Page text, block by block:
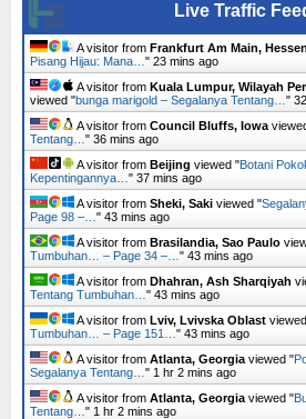
Live Traffic
A visitor from Frankfurt Am Main, Hessen
Pisang Hijau: Mana… " 23 mins ago
A visitor from Kuala Lumpur, Wilayah
viewed "bunga marigold – Segalanya Tentang… "
A visitor from Council Bluffs, Iowa
Tentang… " 36 mins ago
A visitor from Beijing viewed "Botani
Kepentingannya… " 37 mins ago
A visitor from Sheki, Saki viewed "
Page 98 –… " 43 mins ago
A visitor from Brasilandia, Sao Paulo
Tumbuhan… – Page 34 –… " 43 mins ago
A visitor from Dhahran, Ash Sharqiyah
Tentang Tumbuhan… " 43 mins ago
A visitor from Lviv, Lvivska Oblast
Tumbuhan… – Page 151… " 43 mins ago
A visitor from Atlanta, Georgia viewed "
Segalanya Tentang… " 1 hr 2 mins ago
A visitor from Atlanta, Georgia viewed "
Tentang… " 1 hr 2 mins ago